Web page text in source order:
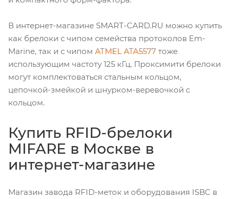
В интернет-магазине SMART-CARD.RU можно купить
как брелоки с чипом семейства протоколов Em-
Marine, так и с чипом ATMEL ATA5577 тоже
использующим частоту 125 кГц. Проксимити брелоки
могут комплектоваться стальным кольцом,
цепочкой-змейкой и шнурком-веревочкой с
кольцом.
Купить RFID-брелоки
MIFARE в Москве в
интернет-магазине
Магазин завода RFID-меток и оборудования ISBC в